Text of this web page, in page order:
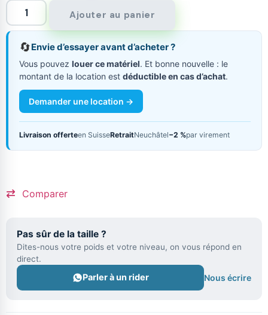
Ajouter au panier
🔄Envie d’essayer avant d’acheter ?
Vous pouvez louer ce matériel. Et bonne nouvelle : le
montant de la location est déductible en cas d’achat.
Demander une location →
Livraison offerteen SuisseRetraitNeuchâtel−2 %par virement
Comparer
Pas sûr de la taille ?
Dites-nous votre poids et votre niveau, on vous répond en
direct.
Parler à un rider Nous écrire